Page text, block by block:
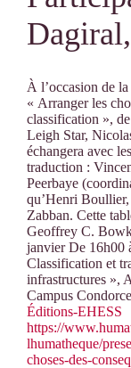
À l’occasion de
« Arranger les
classification »,
Leigh Star,
échangera avec
traduction :
Peerbaye
qu’Henri
Zabban. Cette
Geoffrey C.
janvier De 16h00
Classification et
infrastructures »,
Campus
Éditions-EHESS
https://
lhumatheque/
choses-des-